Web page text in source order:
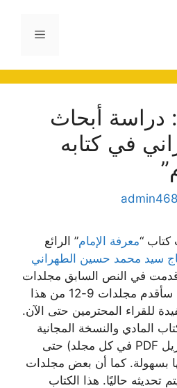
فهرست
دراسة أبحاث
في كتابه
كتاب “معرفة الإمام” الرائع
حاج سيد محمد حسين الطهراني
قدمت في النص السابق مجلدات
5-8 منه. في هذا الجزء، سأقدم مجلدات 9-12 من هذا
للقراء المحترمين حتى الآن.
المادي والنسخة المجانية
من PDF (هناك قسم تنزيل PDF في كل مجلد) حتى
بسهولة. كما أن بعض مجلدات
تحديثه حاليًا. هذا الكتاب